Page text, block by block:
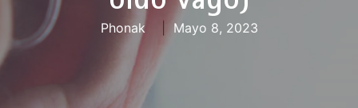
Phonak Mayo 8, 2023